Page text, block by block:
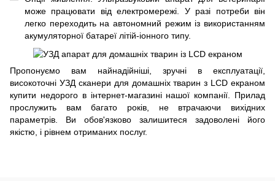
може працювати від електромережі. У разі потреби він
легко переходить на автономний режим із використанням
акумуляторної батареї літій-іонного типу.
Пропонуємо вам найнадійніші, зручні в експлуатації,
високоточні УЗД сканери для домашніх тварин з LCD екраном
купити недорого в інтернет-магазині нашої компанії. Прилад
прослужить вам багато років, не втрачаючи вихідних
параметрів. Ви обов'язково залишитеся задоволені його
якістю, і рівнем отриманих послуг.